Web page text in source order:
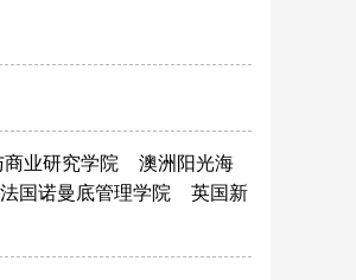
业研究学院
澳洲阳光海
法国诺曼底管理学院
英国新